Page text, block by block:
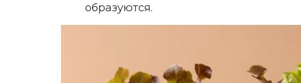
образуются.